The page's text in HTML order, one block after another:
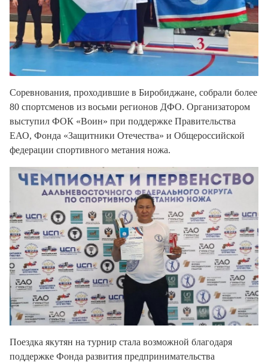
Соревнования, проходившие в Биробиджане, собрали более
80 спортсменов из восьми регионов ДФО. Организатором
выступил ФОК «Воин» при поддержке Правительства
ЕАО, Фонда «Защитники Отечества» и Общероссийской
федерации спортивного метания ножа.
Поездка якутян на турнир стала возможной благодаря
поддержке Фонда развития предпринимательства